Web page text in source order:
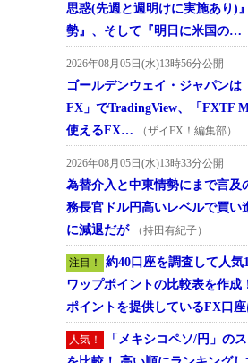
思惑(先週と週明けに実施あり)
勢』、そして『明日に米国の…
2026年08月05日(水)13時56分公開
ゴールデンウェイ・ジャパンは
FX」でTradingView、「FXTF
使えるFX…
（ザイFX！編集部）
2026年08月05日(水)13時33分公開
為替介入と中東情勢にまで言及
務長官ドル円高いレベルで買い
に減退だが
（持田有紀子）
注目！
約40口座を調査して人気
ワップポイントの比較表を作成
ポイントを提供しているFX口座
人気！
「メキシコペソ/円」の